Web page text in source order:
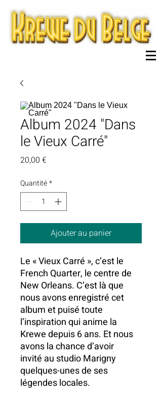
Album 2024 "Dans
le Vieux Carré"
20,00 €
Quantité*
Ajouter au panier
Le « Vieux Carré », c’est le
French Quarter, le centre de
New Orleans. C’est là que
nous avons enregistré cet
album et puisé toute
l’inspiration qui anime la
Krewe depuis 6 ans. Et nous
avons la chance d’avoir
invité au studio Marigny
quelques-unes de ses
légendes locales.